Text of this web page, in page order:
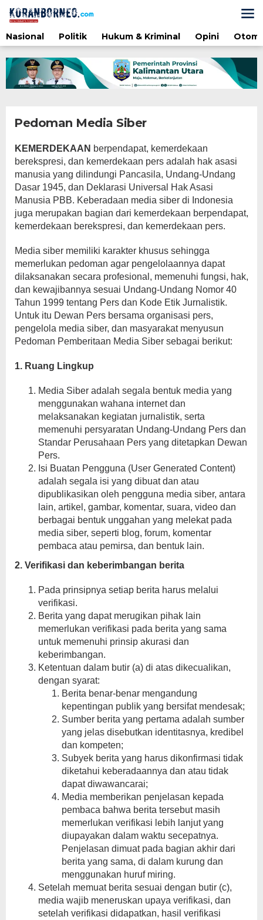
konten
Nasional
Politik Hukum & Kriminal Opini
Pedoman Media Siber
|
Mei
2025
Oleh
Redaksi
KEMERDEKAAN berpendapat, kemerdekaan
berekspresi, dan kemerdekaan pers adalah hak asasi
manusia yang dilindungi Pancasila, Undang-Undang
Dasar 1945, dan Deklarasi Universal Hak Asasi
Manusia PBB. Keberadaan media siber di Indonesia
juga merupakan bagian dari kemerdekaan berpendapat,
kemerdekaan berekspresi, dan kemerdekaan pers.
Media siber memiliki karakter khusus sehingga
memerlukan pedoman agar pengelolaannya dapat
dilaksanakan secara profesional, memenuhi fungsi, hak,
dan kewajibannya sesuai Undang-Undang Nomor 40
Tahun 1999 tentang Pers dan Kode Etik Jurnalistik.
Untuk itu Dewan Pers bersama organisasi pers,
pengelola media siber, dan masyarakat menyusun
Pedoman Pemberitaan Media Siber sebagai berikut:
1. Ruang Lingkup
Media Siber adalah segala bentuk media yang
menggunakan wahana internet dan
melaksanakan kegiatan jurnalistik, serta
memenuhi persyaratan Undang-Undang Pers dan
Standar Perusahaan Pers yang ditetapkan Dewan
Pers.
Isi Buatan Pengguna (User Generated Content)
adalah segala isi yang dibuat dan atau
dipublikasikan oleh pengguna media siber, antara
lain, artikel, gambar, komentar, suara, video dan
berbagai bentuk unggahan yang melekat pada
media siber, seperti blog, forum, komentar
pembaca atau pemirsa, dan bentuk lain.
2. Verifikasi dan keberimbangan berita
Pada prinsipnya setiap berita harus melalui
verifikasi.
Berita yang dapat merugikan pihak lain
memerlukan verifikasi pada berita yang sama
untuk memenuhi prinsip akurasi dan
keberimbangan.
Ketentuan dalam butir (a) di atas dikecualikan,
dengan syarat:
Berita benar-benar mengandung
kepentingan publik yang bersifat mendesak;
Sumber berita yang pertama adalah sumber
yang jelas disebutkan identitasnya, kredibel
dan kompeten;
Subyek berita yang harus dikonfirmasi tidak
diketahui keberadaannya dan atau tidak
dapat diwawancarai;
Media memberikan penjelasan kepada
pembaca bahwa berita tersebut masih
memerlukan verifikasi lebih lanjut yang
diupayakan dalam waktu secepatnya.
Penjelasan dimuat pada bagian akhir dari
berita yang sama, di dalam kurung dan
menggunakan huruf miring.
Setelah memuat berita sesuai dengan butir (c),
media wajib meneruskan upaya verifikasi, dan
setelah verifikasi didapatkan, hasil verifikasi